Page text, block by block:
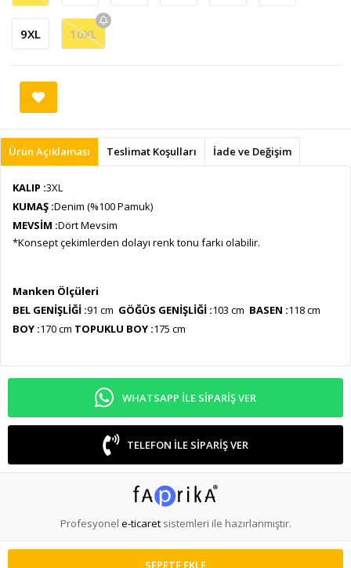
9XL 10XL
SEPETE EKLE
Ürün Açıklaması Teslimat Koşulları İade ve Değişim
KALIP :3XL
KUMAŞ :Denim (%100 Pamuk)
MEVSİM :Dört Mevsim
*Konsept çekimlerden dolayı renk tonu farkı olabilir.
Manken Ölçüleri
BEL GENİŞLİĞİ :91 cm GÖĞÜS GENİŞLİĞİ :103 cm BASEN :118 cm
BOY :170 cm TOPUKLU BOY :175 cm
WHATSAPP ILE SIPARIŞ VER
TELEFON ILE SIPARIŞ VER
Profesyonel e-ticaretsistemleri ile hazırlanmıştır.